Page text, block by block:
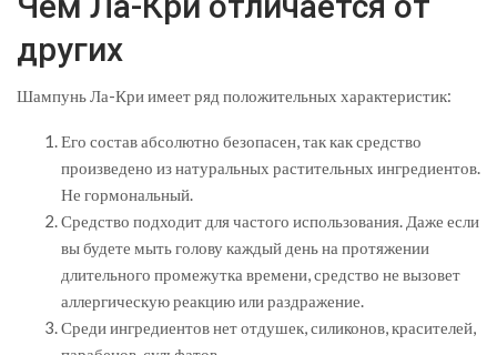
других
Шампунь Ла-Кри имеет ряд положительных характеристик:
Его состав абсолютно безопасен, так как средство
произведено из натуральных растительных ингредиентов.
Не гормональный.
Средство подходит для частого использования. Даже если
вы будете мыть голову каждый день на протяжении
длительного промежутка времени, средство не вызовет
аллергическую реакцию или раздражение.
Среди ингредиентов нет отдушек, силиконов, красителей,